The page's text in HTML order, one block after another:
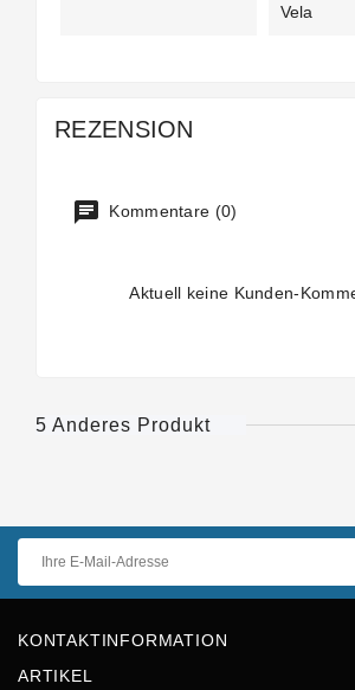
Vela
REZENSION
Kommentare (0)
Aktuell keine Kunden-
5 Anderes Produkt
KONTAKTINFORMATION
ARTIKEL